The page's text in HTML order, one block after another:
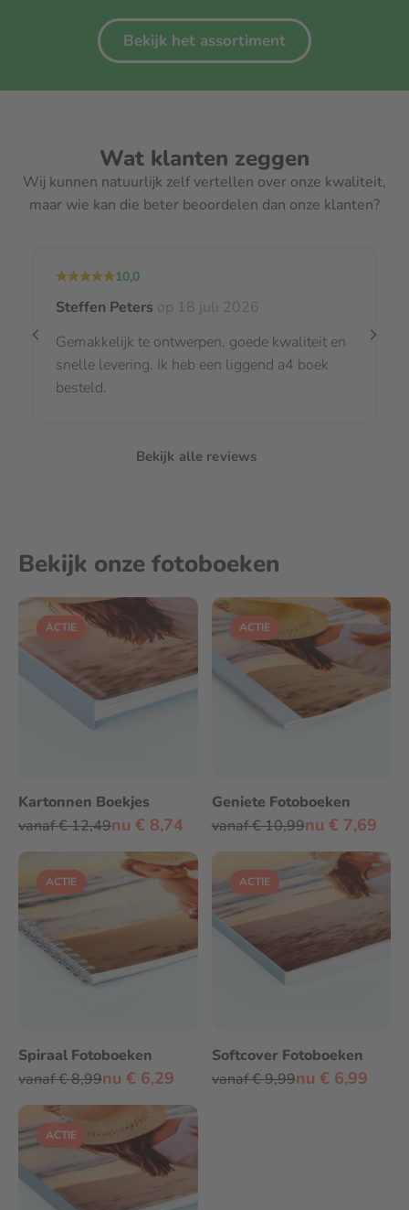
Bekijk het assortiment
Wat klanten zeggen
Wij kunnen natuurlijk zelf vertellen over onze kwaliteit,
maar wie kan die beter beoordelen dan onze klanten?
10,0
Steffen Peters op 18 juli 2026
Gemakkelijk te ontwerpen, goede kwaliteit en
snelle levering. Ik heb een liggend a4 boek
besteld.
Bekijk alle reviews
Bekijk onze fotoboeken
ACTIE
Kartonnen Boekjes
vanaf € 12,49nu € 8,74
ACTIE
Geniete Fotoboeken
vanaf € 10,99nu € 7,69
ACTIE
Spiraal Fotoboeken
vanaf € 8,99nu € 6,29
ACTIE
Softcover Fotoboeken
vanaf € 9,99nu € 6,99
ACTIE